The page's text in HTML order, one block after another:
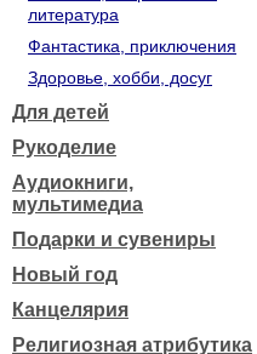
литература
Фантастика, приключения
Здоровье, хобби, досуг
Для детей
Рукоделие
Аудиокниги,
мультимедиа
Подарки и сувениры
Новый год
Канцелярия
Религиозная атрибутика